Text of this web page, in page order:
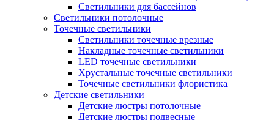
Светильники для бассейнов
Светильники потолочные
Точечные светильники
Светильники точечные врезные
Накладные точечные светильники
LED точечные светильники
Хрустальные точечные светильники
Точечные светильники флористика
Детские светильники
Детские люстры потолочные
Детские люстры подвесные